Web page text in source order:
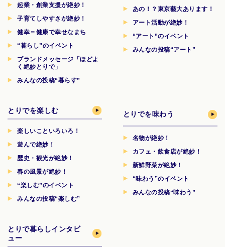
起業・創業支援が絶妙！
子育てしやすさが絶妙！
健幸＝健康で幸せなまち
“暮らし”のイベント
ブランドメッセージ「ほどよ
く絶妙とりで」
みんなの投稿“暮らす”
あの！？東京藝大あります！
アート活動が絶妙！
“アート”のイベント
みんなの投稿“アート”
とりでを楽しむ
楽しいこといろいろ！
遊んで絶妙！
歴史・観光が絶妙！
春の風景が絶妙！
“楽しむ”のイベント
みんなの投稿“楽しむ”
とりでを味わう
名物が絶妙！
カフェ・飲食店が絶妙！
新鮮野菜が絶妙！
“味わう”のイベント
みんなの投稿“味わう”
とりで暮らしインタビ
ュー